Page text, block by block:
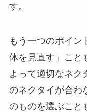
す。
もう一つのポイン
体を見直す」こと
よって適切なネク
のネクタイが合わ
のものを選ぶこと